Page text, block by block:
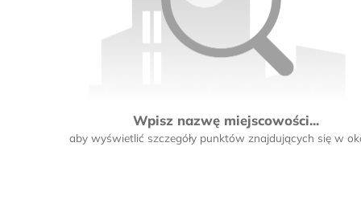
Wpisz nazwę miejscowości...
aby wyświetlić szczegóły punktów znajdujących się w